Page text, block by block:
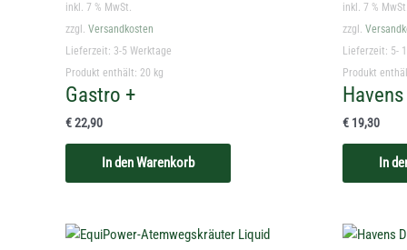
inkl. 7 % MwSt.
zzgl. Versandkosten
Lieferzeit: 3-5 Werktage
Produkt enthält: 20 kg
Gastro +
€22,90
In den Warenkorb
inkl. 7 % MwSt.
zzgl.
Lieferzeit: 5-
Produkt
€ 19,30
In